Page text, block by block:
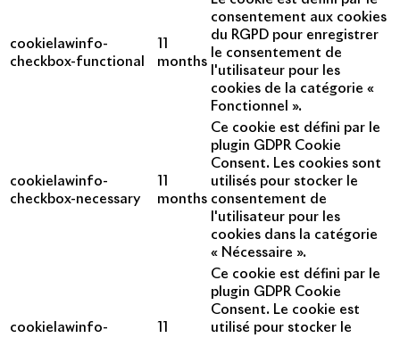
cookielawinfo-
checkbox-functional
months
consentement aux cookies
du RGPD pour enregistrer
le consentement de
l'utilisateur pour les
cookies de la catégorie «
Fonctionnel ».
cookielawinfo-
checkbox-necessary
months
Ce cookie est défini par le
plugin GDPR Cookie
Consent. Les cookies sont
utilisés pour stocker le
consentement de
l'utilisateur pour les
cookies dans la catégorie
« Nécessaire ».
cookielawinfo-
Ce cookie est défini par le
plugin GDPR Cookie
Consent. Le cookie est
utilisé pour stocker le